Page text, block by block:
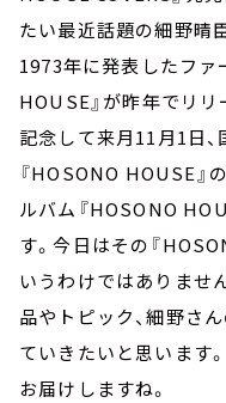
たい最近話題の細野晴
1973年に発表したファ
HOUSE』が昨年でリ
記念して来月11月1日
『HOSONO HOUSE』
ルバム『HOSONO
す。今日はその『
いうわけではありませ
品やトピック、細野さ
ていきたいと思います
お届けしますね。